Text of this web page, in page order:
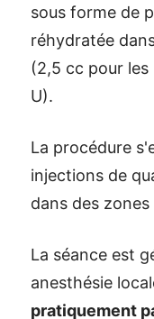
sous forme de
réhydratée
(2,5 cc pour les
U).
La procédure
injections de
dans des
La séance est
anesthésie
pratiquement